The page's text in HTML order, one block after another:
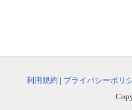
利用規約 | プライバシーポリ